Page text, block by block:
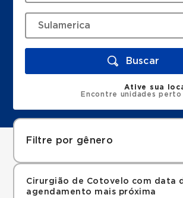
Buscar
Ative sua
Encontre unidades
Filtre por gênero
Cirurgião de Cotovelo com data
agendamento mais próxima